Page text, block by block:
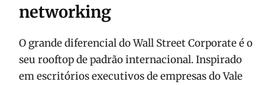
networking
O grande diferencial do Wall Street Corporate é o
seu rooftop de padrão internacional. Inspirado
em escritórios executivos de empresas do Vale